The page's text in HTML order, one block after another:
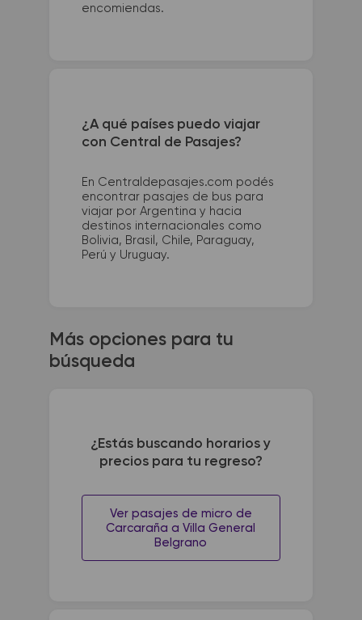
encomiendas.
¿A qué países puedo viajar
con Central de Pasajes?
En Centraldepasajes.com podés
encontrar pasajes de bus para
viajar por Argentina y hacia
destinos internacionales como
Bolivia, Brasil, Chile, Paraguay,
Perú y Uruguay.
Más opciones para tu
búsqueda
¿Estás buscando horarios y
precios para tu regreso?
Ver pasajes de micro de
Carcaraña a Villa General
Belgrano